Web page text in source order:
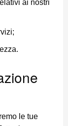
ai nostri
le tue